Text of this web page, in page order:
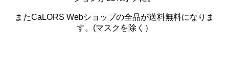
またCaLORS Webショップの全品が送料無料になりま
す。(マスクを除く）